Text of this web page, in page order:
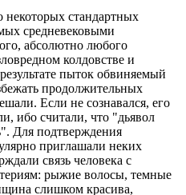
стандартных
средневековыми
абсолютно любого
колдовстве и
пыток обвиняемый
продолжительных
Если не сознавался, его
ибо считали, что "дьявол
Для подтверждения
приглашали неких
связь человека с
рыжие волосы, темные
слишком красива,